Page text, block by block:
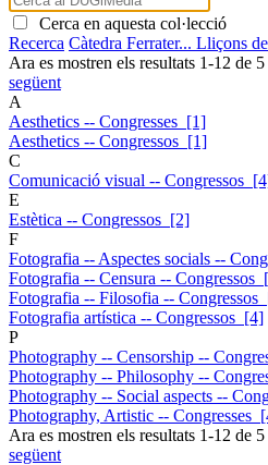
Cerca en aquesta col·lecció
Recerca Càtedra Ferrater... Lliçons
Ara es mostren els resultats 1-12 de 5
següent
A
Aesthetics -- Congresses [1]
Aesthetics -- Congressos [1]
C
Comunicació visual -- Congressos
E
Estètica -- Congressos [2]
F
Fotografia -- Aspectes socials --
Fotografia -- Censura -- Congressos
Fotografia -- Filosofia -- Congressos
Fotografia artística -- Congressos [4]
P
Photography -- Censorship --
Photography -- Philosophy --
Photography -- Social aspects --
Photography, Artistic -- Congresses
Ara es mostren els resultats 1-12 de 5
següent